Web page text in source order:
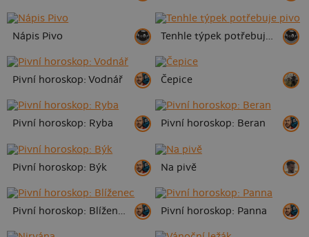
Nápis Pivo Tenhle týpek potřebuje pivo
Pivní horoskop: Vodnář Čepice
Pivní horoskop: Ryba Pivní horoskop: Beran
Pivní horoskop: Býk Na pivě
Pivní horoskop: Blíženec Pivní horoskop: Panna